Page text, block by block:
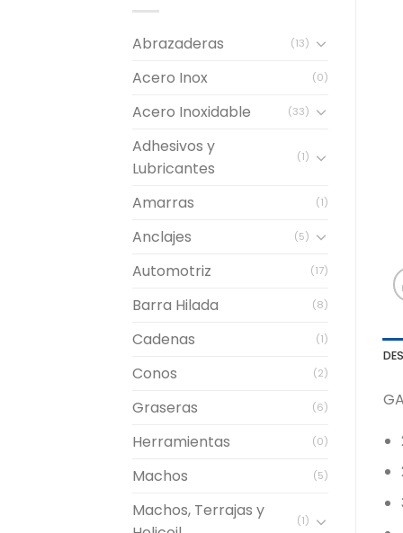
Abrazaderas (13)
Acero Inox (0)
Acero Inoxidable (33)
Adhesivos y
Lubricantes
(1)
Amarras (1)
Anclajes (5)
Automotriz (17)
Barra Hilada (8)
Cadenas (1)
Conos (2)
Graseras (6)
Herramientas (0)
Machos (5)
Machos, Terrajas y
(1)